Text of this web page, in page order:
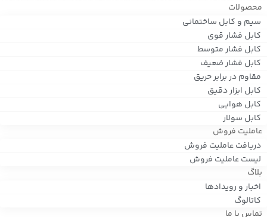
محصولات
سیم و کابل ساختمانی
کابل فشار قوی
کابل فشار متوسط
کابل فشار ضعیف
مقاوم در برابر حریق
کابل ابزار دقیق
کابل هوایی
کابل سولار
عاملیت فروش
دریافت عاملیت فروش
لیست عاملیت فروش
بلاگ
اخبار و رویدادها
کاتالوگ
تماس با ما